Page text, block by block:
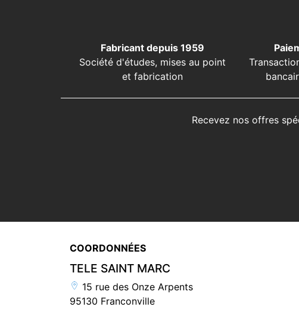
Fabricant depuis 1959
Société d'études, mises au point
et fabrication
Recevez nos offres
COORDONNÉES
TELE SAINT MARC
15 rue des Onze Arpents
95130 Franconville